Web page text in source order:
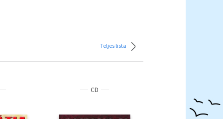
Teljes lista
CD